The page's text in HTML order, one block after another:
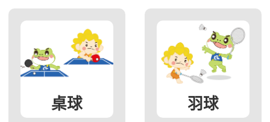
桌球 羽球